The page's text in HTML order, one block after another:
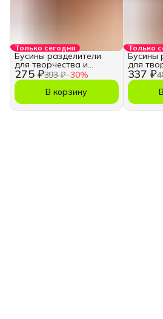
Только сегодня
275 ₽393 ₽−30%
Бусины разделители
для творчества и
рукоделия, 2 мм.
В корзину
Только
337 ₽
Бусины
для